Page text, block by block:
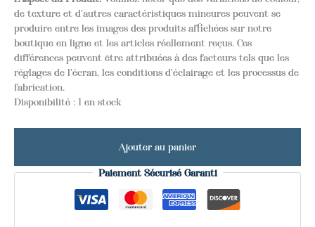
de texture et d'autres caractéristiques mineures peuvent se
produire entre les images des produits affichées sur notre
boutique en ligne et les articles réellement reçus. Ces
différences peuvent être attribuées à des facteurs tels que les
réglages de l'écran, les conditions d'éclairage et les processus de
fabrication.
Disponibilité : 1 en stock
Ajouter au panier
Paiement Sécurisé Garanti